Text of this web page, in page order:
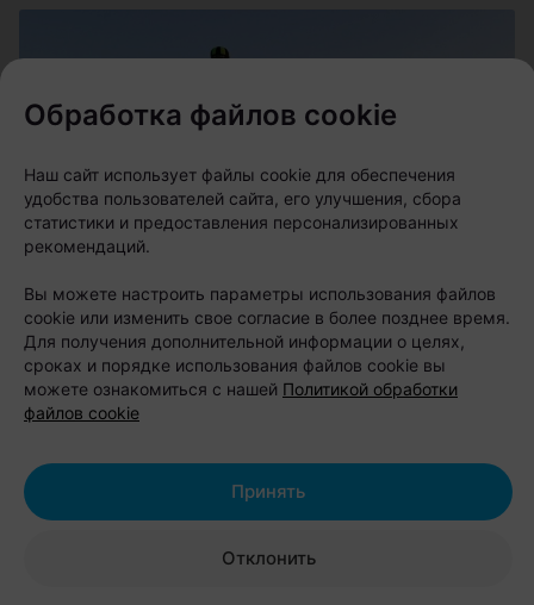
На базе отдыхаRobin Hood (Робин Гуд)вода
становится главным героем отдыха. Место
примерно в 10 минутах езды от МКАД. Здесь не
нужно выбирать между спокойным вечером с
видом на закат и активным днем на гидроцикле:
Обработка файлов cookie
Наш сайт использует файлы cookie для обеспечения
удобства пользователей сайта, его улучшения, сбора
статистики и предоставления персонализированных
рекомендаций.
Вы можете настроить параметры использования файлов
cookie или изменить свое согласие в более позднее время.
Для получения дополнительной информации о целях,
сроках и порядке использования файлов cookie вы
можете ознакомиться с нашей Политикой обработки
файлов cookie
Отклонить
Принять